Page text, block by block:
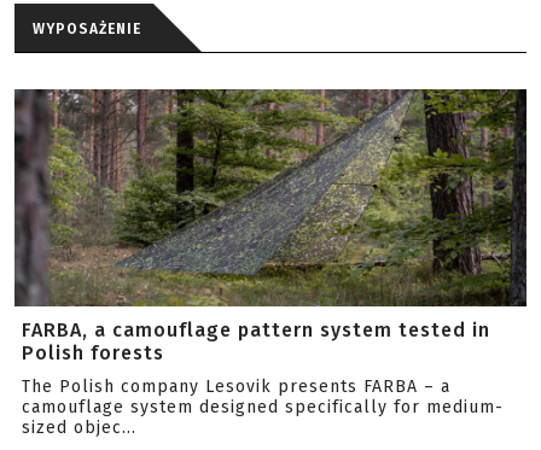
WYPOSAŻENIE
FARBA, a camouflage pattern system tested in
Polish forests
The Polish company Lesovik presents FARBA – a
camouflage system designed specifically for medium-
sized objec...